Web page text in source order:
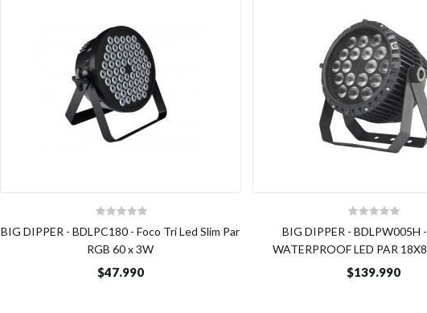
BIG DIPPER - BDLPC180 - Foco Tri Led Slim Par
RGB 60 x 3W
$47.990
BIG DIPPER - BDLPW005H
WATERPROOF LED PAR
$139.990